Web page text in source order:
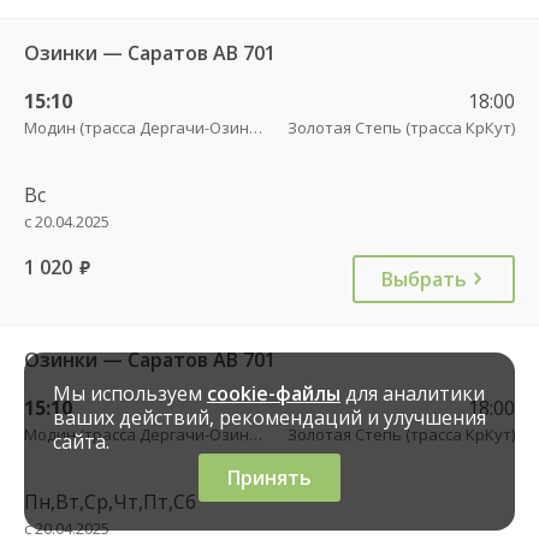
Озинки — Саратов АВ 701
15:10
Модин (трасса Дергачи-Озинки)
18:00
Золотая Степь (трасса КрКут)
Вс
с 20.04.2025
1 020 руб. Выбрать
Озинки — Саратов АВ 701
15:10
Модин (трасса Дергачи-Озинки)
18:00
Золотая Степь (трасса КрКут)
Пн,Вт,Ср,Чт,Пт,Сб
с 20.04.2025
Мы используем cookie-файлы для аналитики
ваших действий, рекомендаций и улучшения
сайта.
Принять